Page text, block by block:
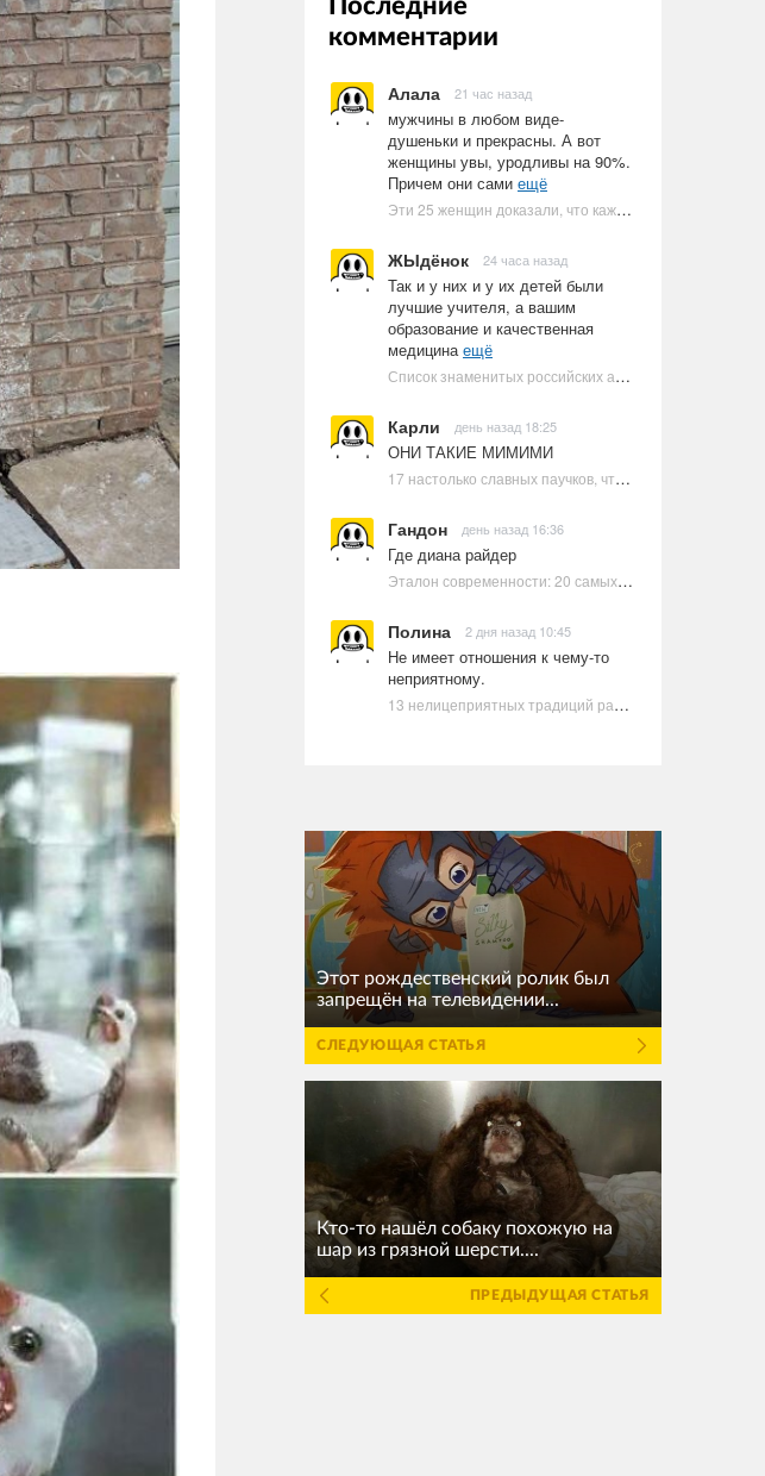
Последние
комментарии
Алала 21 час назад
мужчины в любом виде-
душеньки и прекрасны. А вот
женщины увы, уродливы на 90%.
Причем они сами ещё
Эти 25 женщин доказали, что каждое тело имеет право быть в бикини
ЖЫдёнок 24 часа назад
Так и у них и у их детей были
лучшие учителя, а вашим
образование и качественная
медицинаещё
Список знаменитых российских артистов-евреев | Ультрамарин
Карли день назад 18:25
ОНИ ТАКИЕ МИМИМИ
17 настолько славных паучков, что даже у арахнофобов появится желание их погладить
Гандон день назад 16:36
Где диана райдер
Эталон современности: 20 самых красивых и привлекательных актрис Голливуда, по мнению Google | Ультрамарин
Полина 2 дня назад 10:45
Не имеет отношения к чему-то
неприятному.
13 нелицеприятных традиций разных стран, которые могут шокировать неподготовленного человека
Этот рождественский ролик был
запрещён на телевидении...
СЛЕДУЮЩАЯ СТАТЬЯ
Кто-то нашёл собаку похожую на
шар из грязной шерсти....
ПРЕДЫДУЩАЯ СТАТЬЯ